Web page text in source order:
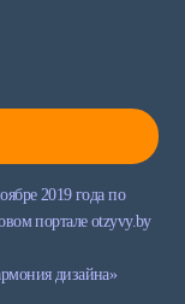
2019 года по
портале otzyvy.by
дизайна»